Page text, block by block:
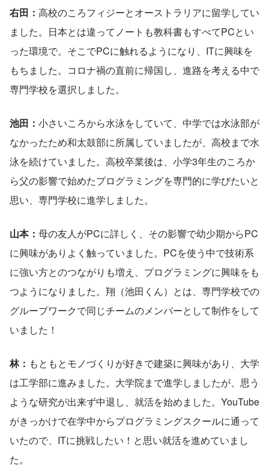
右田： 高校のころフィジーとオーストラリアに留学してい
ました。日本とは違ってノートも教科書もすべてPCとい
った環境で。そこでPCに触れるようになり、ITに興味を
もちました。コロナ禍の直前に帰国し、進路を考える中で
専門学校を選択しました。
池田： 小さいころから水泳をしていて、中学では水泳部が
なかったため和太鼓部に所属していましたが、高校まで水
泳を続けていました。高校卒業後は、小学3年生のころか
ら父の影響で始めたプログラミングを専門的に学びたいと
思い、専門学校に進学しました。
山本： 母の友人がPCに詳しく、その影響で幼少期からPC
に興味がありよく触っていました。PCを使う中で技術系
に強い方とのつながりも増え、プログラミングに興味をも
つようになりました。翔（池田くん）とは、専門学校での
グループワークで同じチームのメンバーとして制作をして
いました！
林： もともとモノづくりが好きで建築に興味があり、大学
は工学部に進みました。大学院まで進学しましたが、思う
ような研究が出来ず中退し、就活を始めました。YouTube
がきっかけで在学中からプログラミングスクールに通って
いたので、ITに挑戦したい！と思い就活を進めていまし
た。